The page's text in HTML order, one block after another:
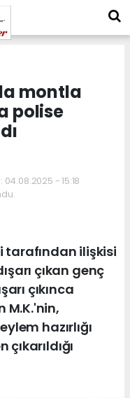
montla
polise
- 15:18
ilişkisi
çıkan genç
çıkınca
M.K.'nin,
hazırlığı